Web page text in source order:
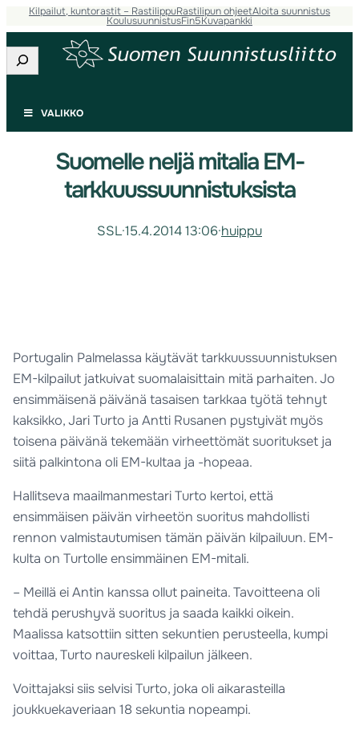
Kilpailut, kuntorastit – RastilippuRastilipun ohjeetAloita suunnistus
KoulusuunnistusFin5Kuvapankki
Etsi
VALIKKO
Suomelle neljä mitalia EM-
tarkkuussuunnistuksista
SSL·15.4.2014 13:06·huippu
Portugalin Palmelassa käytävät tarkkuussuunnistuksen
EM-kilpailut jatkuivat suomalaisittain mitä parhaiten. Jo
ensimmäisenä päivänä tasaisen tarkkaa työtä tehnyt
kaksikko, Jari Turto ja Antti Rusanen pystyivät myös
toisena päivänä tekemään virheettömät suoritukset ja
siitä palkintona oli EM-kultaa ja -hopeaa.
Hallitseva maailmanmestari Turto kertoi, että
ensimmäisen päivän virheetön suoritus mahdollisti
rennon valmistautumisen tämän päivän kilpailuun. EM-
kulta on Turtolle ensimmäinen EM-mitali.
– Meillä ei Antin kanssa ollut paineita. Tavoitteena oli
tehdä perushyvä suoritus ja saada kaikki oikein.
Maalissa katsottiin sitten sekuntien perusteella, kumpi
voittaa, Turto naureskeli kilpailun jälkeen.
Voittajaksi siis selvisi Turto, joka oli aikarasteilla
joukkuekaveriaan 18 sekuntia nopeampi.